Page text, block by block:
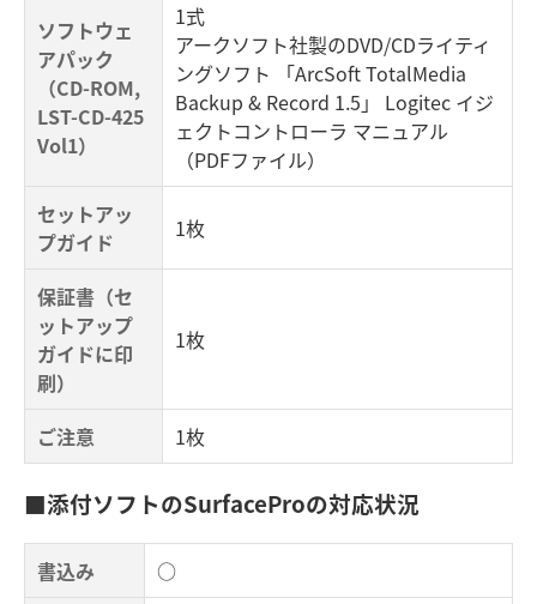
ソフトウェ
アパック
（CD-ROM,
LST-CD-425
Vol1）
1式
アークソフト社製のDVD/CDライティ
ングソフト 「ArcSoft TotalMedia
Backup & Record 1.5」 Logitec イジ
ェクトコントローラ マニュアル
（PDFファイル）
セットアッ
プガイド
1枚
保証書（セ
ットアップ
ガイドに印
刷）
1枚
ご注意 1枚
■添付ソフトのSurfaceProの対応状況
書込み
○